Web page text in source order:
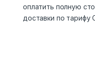
оплатить полную
доставки по тарифу